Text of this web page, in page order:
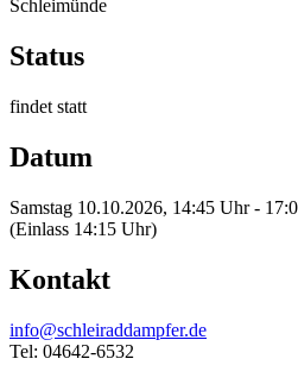
Schleimünde
Status
findet statt
Datum
Samstag 10.10.2026, 14:45 Uhr -
(Einlass 14:15 Uhr)
Kontakt
info@schleiraddampfer.de
Tel: 04642-6532